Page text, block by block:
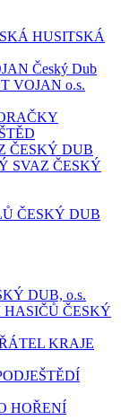
HUSITSKÁ
Český Dub
VOJAN o.s.
ČESKÝ DUB
SVAZ ČESKÝ
ČESKÝ DUB
DUB, o.s.
ČESKÝ
KRAJE
HOŘENÍ